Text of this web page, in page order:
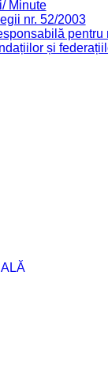
Minute
nr. 52/2003
și